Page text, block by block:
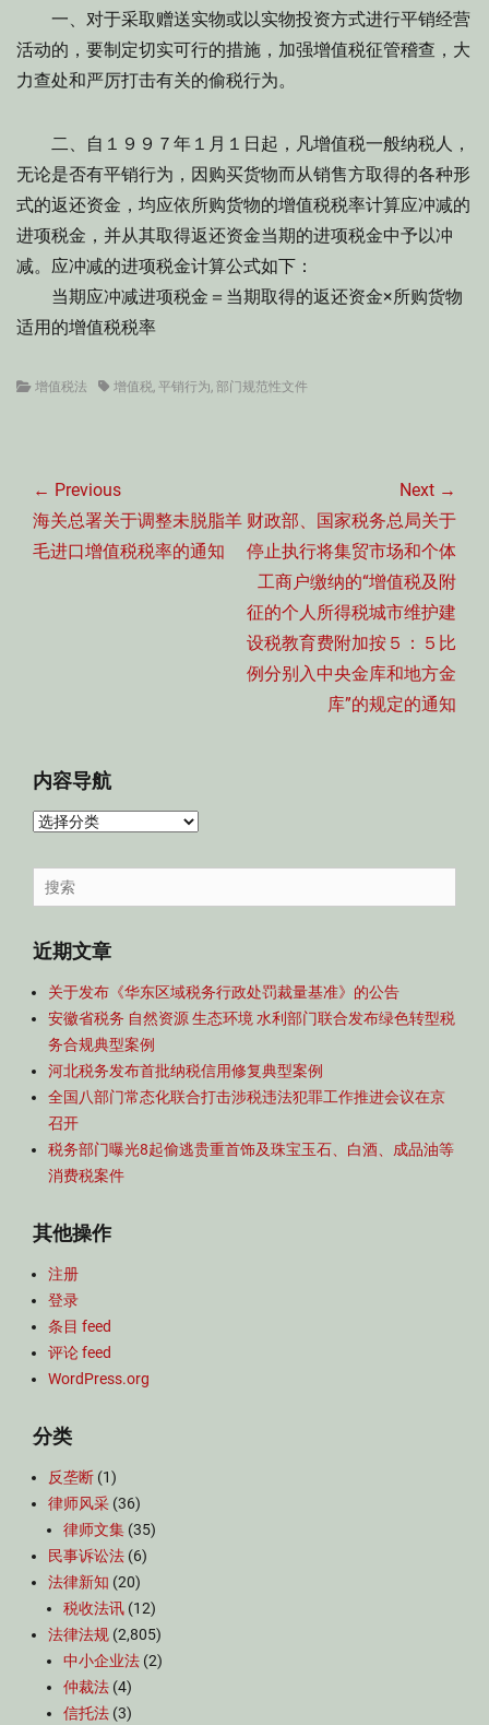
一、对于采取赠送实物或以实物投资方式进行平销经营
活动的，要制定切实可行的措施，加强增值税征管稽查，大
力查处和严厉打击有关的偷税行为。
二、自１９９７年１月１日起，凡增值税一般纳税人，
无论是否有平销行为，因购买货物而从销售方取得的各种形
式的返还资金，均应依所购货物的增值税税率计算应冲减的
进项税金，并从其取得返还资金当期的进项税金中予以冲
减。应冲减的进项税金计算公式如下：
当期应冲减进项税金＝当期取得的返还资金×所购货物
适用的增值税税率
Categories
增值税法 Tags增值税, 平销行为, 部门规范性文件
章
导
航
← Previous
Previous
post:
海关总署关于调整未脱脂羊
毛进口增值税税率的通知
Next →
Next
post:
财政部、国家税务总局关于
停止执行将集贸市场和个体
工商户缴纳的“增值税及附
征的个人所得税城市维护建
设税教育费附加按５：５比
例分别入中央金库和地方金
库”的规定的通知
内容导航
内
导
航
Search
for:
近期文章
关于发布《华东区域税务行政处罚裁量基准》的公告
安徽省税务 自然资源 生态环境 水利部门联合发布绿色转型税
务合规典型案例
河北税务发布首批纳税信用修复典型案例
全国八部门常态化联合打击涉税违法犯罪工作推进会议在京
召开
税务部门曝光8起偷逃贵重首饰及珠宝玉石、白酒、成品油等
消费税案件
其他操作
注册
登录
条目 feed
评论 feed
WordPress.org
分类
反垄断 (1)
律师风采 (36)
律师文集 (35)
民事诉讼法 (6)
法律新知 (20)
税收法讯 (12)
法律法规 (2,805)
中小企业法 (2)
仲裁法 (4)
信托法 (3)